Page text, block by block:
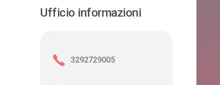
Ufficio informazioni
3292729005